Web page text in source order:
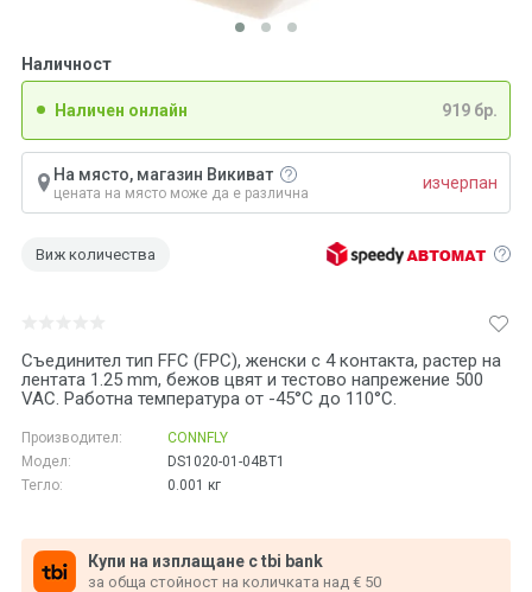
Съединител тип FFC (FPC), женски с 4 контакта, растер на
лентата 1.25 mm, бежов цвят и тестово напрежение 500
VAC. Работна температура от -45°C до 110°C.
Производител:
CONNFLY
Модел:
DS1020-01-04BT1
Тегло:
0.001 кг
Купи на изплащане с tbi bank
за обща стойност на количката над € 50
Наличност
Наличен онлайн 919 бр.
На място, магазин Викиват
цената на място може да е различна
изчерпан
Виж количества